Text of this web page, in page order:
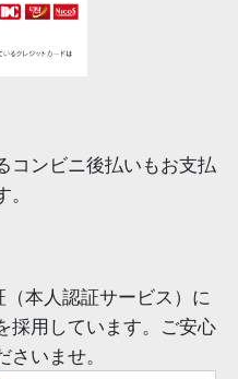
コンビニ後払いもお支払
本人認証サービス）に
採用しています。ご安心
いませ。